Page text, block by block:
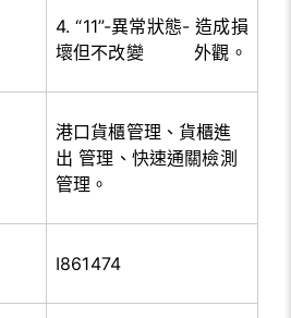
4. “11”-異常狀態- 造成損
壞但不改變 外觀。
港口貨櫃管理、貨櫃進
出 管理、快速通關檢測
管理。
I861474